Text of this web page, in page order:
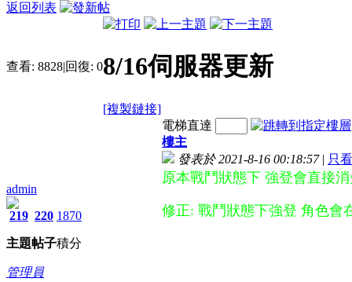
返回列表
查看: 8828|回復: 08/16伺服器更新
[複製鏈接]
admin
219
主題
220
帖子
1870
積分
管理員
電梯直達
樓主
發表於 2021-8-16 00:18:57 | 只
原本戰鬥狀態下 強登會直接
修正: 戰鬥狀態下強登 角色會